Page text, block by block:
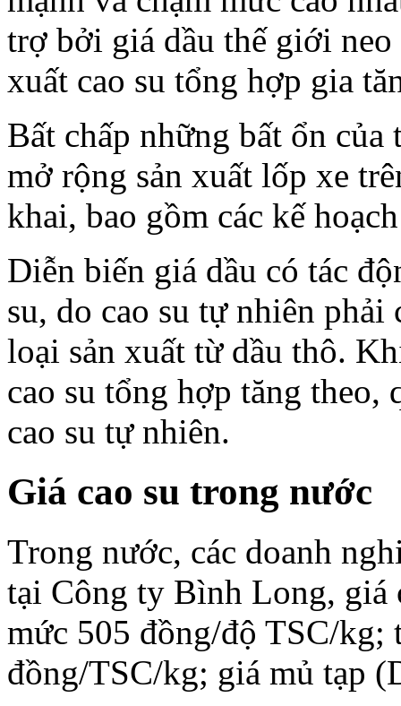
trợ bởi giá dầu thế giới
xuất cao su tổng hợp gia
Bất chấp những bất ổn
mở rộng sản xuất lốp xe
khai, bao gồm các kế
Diễn biến giá dầu có tác
su, do cao su tự nhiên
loại sản xuất từ dầu thô.
cao su tổng hợp tăng
cao su tự nhiên.
Giá cao su trong nước
Trong nước, các doanh
tại Công ty Bình Long, giá
mức 505 đồng/độ TSC/kg;
đồng/TSC/kg; giá mủ tạp